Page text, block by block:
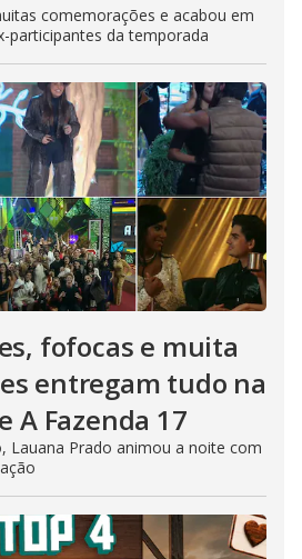
comemorações e acabou em
participantes da temporada
fofocas e muita
entregam tudo na
A Fazenda 17
Lauana Prado animou a noite com